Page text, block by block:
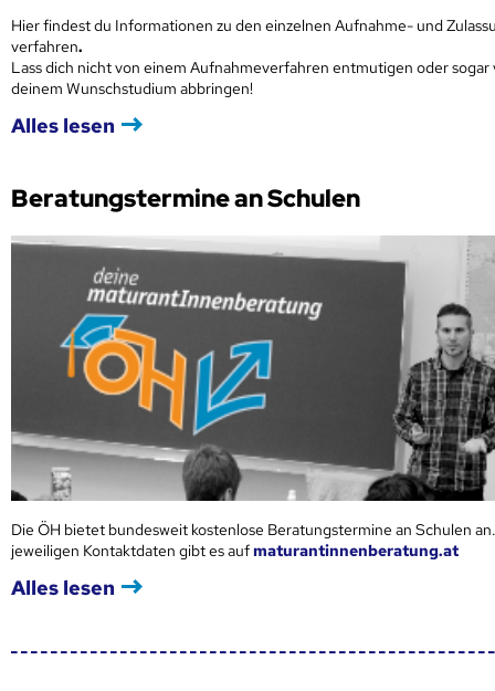
Hier findest du Informationen zu den einzelnen Aufnahme- und
verfahren.
Lass dich nicht von einem Aufnahmeverfahren entmutigen oder sogar
deinem Wunschstudium abbringen!
Alles lesen
Beratungstermine an Schulen
Die ÖH bietet bundesweit kostenlose Beratungstermine an Schulen
jeweiligen Kontaktdaten gibt es aufmaturantinnenberatung.at
Alles lesen